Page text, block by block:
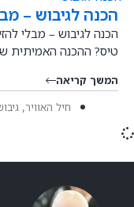
הכנה לגיבוש –
הכנה לגיבוש – מבלי
טיס? ההכנה האמיתית
המשך קריאה
חיל האוויר,